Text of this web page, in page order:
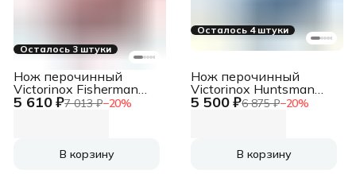
Осталось 3 штуки
5 610 ₽7 013 ₽−20%
Нож перочинный
Victorinox Fisherman
(1.4733.72) 91мм
В корзину
Осталось 4 штуки
5 500 ₽6 875 ₽−20%
Нож перочинный
Victorinox Huntsman
(1.3713.T2) 91мм
В корзину